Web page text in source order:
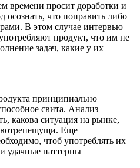
времени просит доработки и
что поправить либо
В этом случае интервью
продукт, что им не
задач, какие у их
принципиально
свита. Анализ
какова ситуация на рынке,
Еще
чтоб употреблять их
удачные паттерны